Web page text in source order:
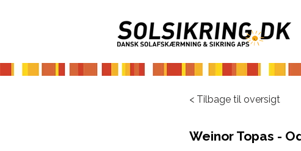
< Tilbage til oversigt
Weinor Topas -